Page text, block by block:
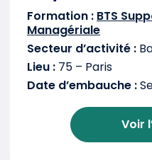
Formation : BTS
Managériale
Secteur d’activité :
Lieu : 75 – Paris
Date d’embauche :
Voir